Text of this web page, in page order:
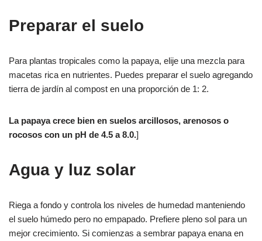
Preparar el suelo
Para plantas tropicales como la papaya, elije una mezcla para
macetas rica en nutrientes. Puedes preparar el suelo agregando
tierra de jardín al compost en una proporción de 1: 2.
La papaya crece bien en suelos arcillosos, arenosos o
rocosos con un pH de 4.5 a 8.0.]
Agua y luz solar
Riega a fondo y controla los niveles de humedad manteniendo
el suelo húmedo pero no empapado. Prefiere pleno sol para un
mejor crecimiento. Si comienzas a sembrar papaya enana en